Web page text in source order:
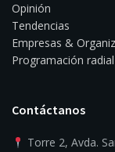
Opinión
Tendencias
Empresas &
Programación radial
Contáctanos
Torre 2, Avda.